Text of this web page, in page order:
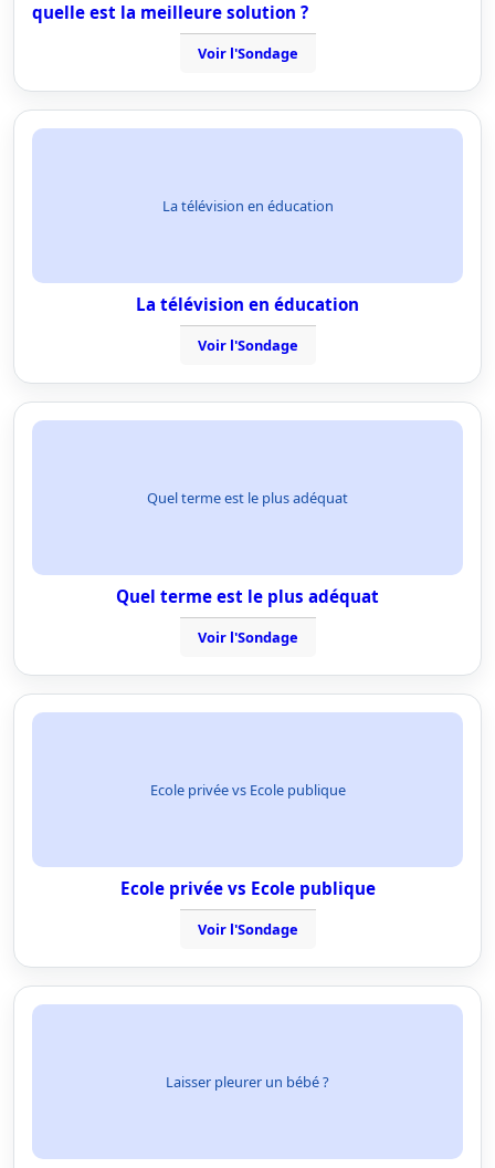
quelle est la meilleure solution ?
Voir l'Sondage
La télévision en éducation
La télévision en éducation
Voir l'Sondage
Quel terme est le plus adéquat
Quel terme est le plus adéquat
Voir l'Sondage
Ecole privée vs Ecole publique
Ecole privée vs Ecole publique
Voir l'Sondage
Laisser pleurer un bébé ?